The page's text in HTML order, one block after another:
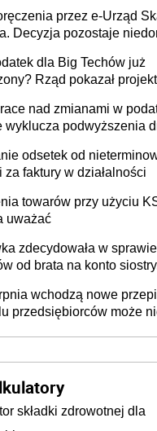
przez e-Urząd
Decyzja pozostaje
dla Big Techów już
Rząd pokazał
nad zmianami w
wyklucza podwyższenia
odsetek od
za faktury w działalności
towarów przy użyciu
uważać
zdecydowała w sprawie
od brata na konto
ale podatku jednak nie
wchodzą nowe
przedsiębiorców może
składki zdrowotnej dla